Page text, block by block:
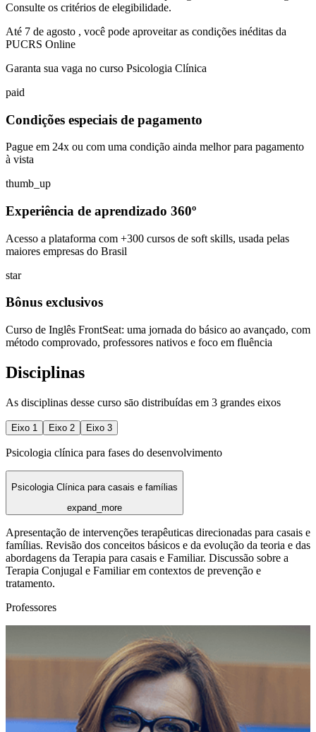
Consulte os critérios de elegibilidade.
Até 7 de agosto , você pode aproveitar as condições inéditas da
PUCRS Online
Garanta sua vaga no curso Psicologia Clínica
paid
Condições especiais de pagamento
Pague em 24x ou com uma condição ainda melhor para pagamento
à vista
thumb_up
Experiência de aprendizado 360º
Acesso a plataforma com +300 cursos de soft skills, usada pelas
maiores empresas do Brasil
star
Bônus exclusivos
Curso de Inglês FrontSeat: uma jornada do básico ao avançado, com
método comprovado, professores nativos e foco em fluência
Disciplinas
As disciplinas desse curso sāo distribuídas em 3 grandes eixos
Eixo 1 Eixo 2 Eixo 3
Psicologia clínica para fases do desenvolvimento
Psicologia Clínica para casais e famílias
expand_more
Apresentação de intervenções terapêuticas direcionadas para casais e
famílias. Revisão dos conceitos básicos e da evolução da teoria e das
abordagens da Terapia para casais e Familiar. Discussão sobre a
Terapia Conjugal e Familiar em contextos de prevenção e
tratamento.
Professores